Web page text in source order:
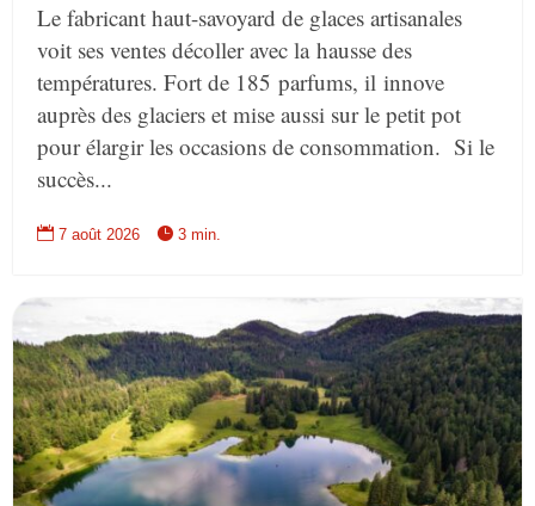
Le fabricant haut-savoyard de glaces artisanales
voit ses ventes décoller avec la hausse des
températures. Fort de 185 parfums, il innove
auprès des glaciers et mise aussi sur le petit pot
pour élargir les occasions de consommation. Si le
succès...
 7 août 2026  3 min.